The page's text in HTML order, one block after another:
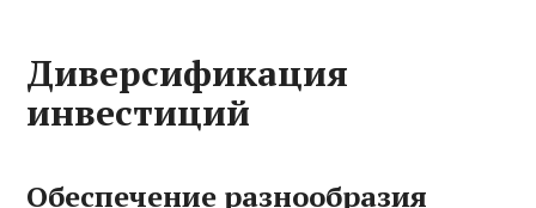
Диверсификация
инвестиций
Обеспечение разнообразия